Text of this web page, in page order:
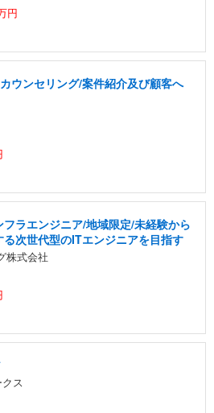
円
ウンセリング/案件紹介及び顧客へ
ラエンジニア/地域限定/未経験から
次世代型のITエンジニアを目指す
株式会社
ス